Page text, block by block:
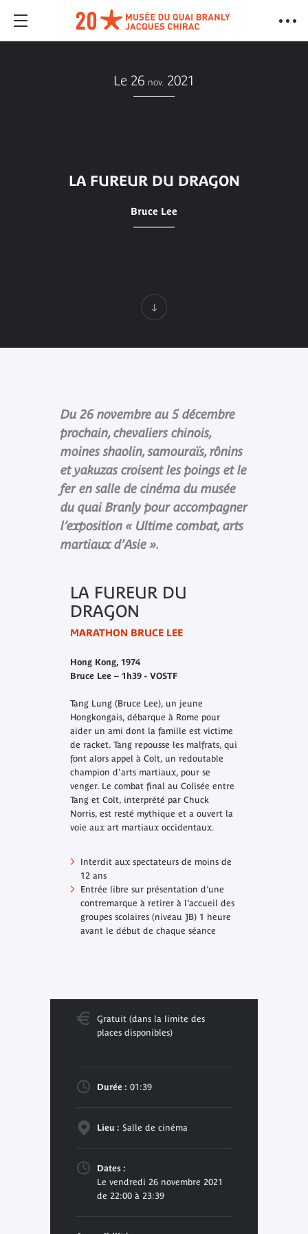
Le 26 nov. 2021
LA FUREUR DU DRAGON
Bruce Lee
Du 26 novembre au 5 décembre
prochain, chevaliers chinois,
moines shaolin, samouraïs, rônins
et yakuzas croisent les poings et le
fer en salle de cinéma du musée
du quai Branly pour accompagner
l’exposition « Ultime combat, arts
martiaux d’Asie ».
LA FUREUR DU
DRAGON
MARATHON BRUCE LEE
Hong Kong, 1974
Bruce Lee – 1h39 - VOSTF
Tang Lung (Bruce Lee), un jeune
Hongkongais, débarque à Rome pour
aider un ami dont la famille est victime
de racket. Tang repousse les malfrats, qui
font alors appel à Colt, un redoutable
champion d'arts martiaux, pour se
venger. Le combat final au Colisée entre
Tang et Colt, interprété par Chuck
Norris, est resté mythique et a ouvert la
voie aux art martiaux occidentaux.
Interdit aux spectateurs de moins de
12 ans
Entrée libre sur présentation d’une
contremarque à retirer à l’accueil des
groupes scolaires (niveau JB) 1 heure
avant le début de chaque séance
Gratuit (dans la limite des
places disponibles)
Durée : 01:39
Lieu : Salle de cinéma
Dates :
Le vendredi 26 novembre 2021
de 22:00 à 23:39